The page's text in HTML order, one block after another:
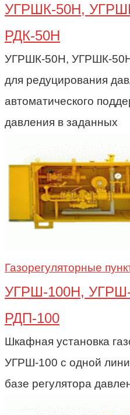
УГРШК-50Н,
РДК-50Н
УГРШК-50Н, УГРШК-
для редуцирования
автоматического
давления в заданных
Газорегуляторные
УГРШ-100Н, УГРШ-
РДП-100
Шкафная установка
УГРШ-100 с одной
базе регулятора